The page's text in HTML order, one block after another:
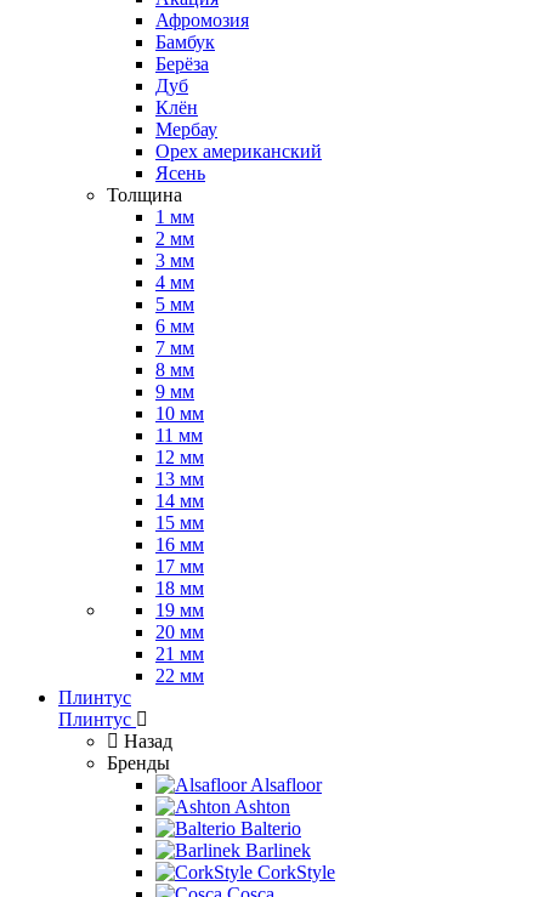
Афромозия
Бамбук
Берёза
Дуб
Клён
Мербау
Орех американский
Ясень
Толщина
1 мм
2 мм
3 мм
4 мм
5 мм
6 мм
7 мм
8 мм
9 мм
10 мм
11 мм
12 мм
13 мм
14 мм
15 мм
16 мм
17 мм
18 мм
19 мм
20 мм
21 мм
22 мм
Плинтус
Плинтус
Назад
Бренды
Alsafloor
Ashton
Balterio
Barlinek
CorkStyle